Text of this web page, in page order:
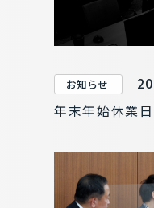
お知らせ
年末年始休業